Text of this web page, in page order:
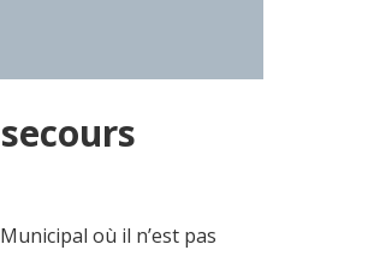
où il n’est pas